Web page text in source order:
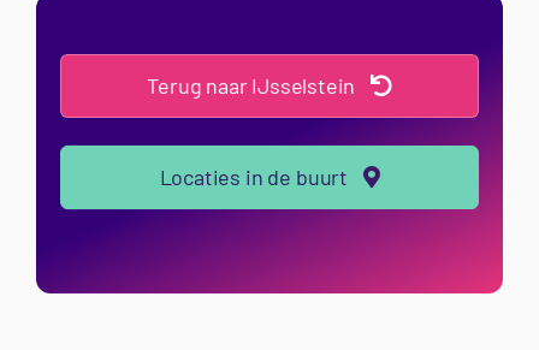
Terug naar IJsselstein
Locaties in de buurt